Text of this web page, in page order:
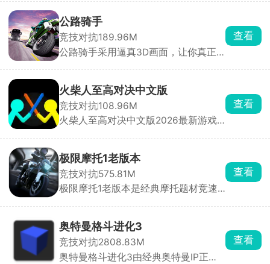
开启5V5MOBA竞技对战。英雄角色形
象带有欧美特点，领取专享福利，免费
获得海量精美皮肤，扮演不同的职业角
色，在王者峡谷进行5v5战斗，推掉敌
公路骑手
竞技对抗189.96M
公路骑手采用逼真3D画面，让你真正
业模式与任务挑战，带来沉浸式驾驶体
验。你将驾驶摩托车在城市与公路上高
速穿行，通过超车、逆向驾驶赚取分数
与现金，车速越快得分越高。赚取的奖
查看
火柴人至高对决中文版
竞技对抗108.96M
火柴人至高对决中文版2026最新游戏
人为主题打造的战斗冒险类手游，操控
火柴人进入到不同的玩法模式之下开启
各种热血的竞技PK，充分展示对决技
巧，获得胜利即可解锁精美皮肤和武
查看
极限摩托1老版本
竞技对抗575.81M
极限摩托1老版本是经典摩托题材竞速
法与专属内容，为玩家准备了数十款风
格经典摩托车型，从轻便越野款到强劲
竞速款一应俱全，涵盖城市街道、山地
坡道、野外赛道等多元环境，让玩家可
查看
奥特曼格斗进化3
竞技对抗2808.83M
奥特曼格斗进化3由经典奥特曼IP正版
查看